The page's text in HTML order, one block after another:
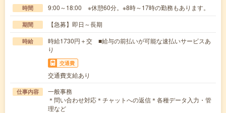
時間 9:00～18:00 ※休憩60分。※8時～17時の勤務もあります。
期間 【急募】即日～長期
時給
時給1730円＋交 ■給与の前払いが可能な速払いサービスあ
り
交通費
交通費支給あり
仕事内容
一般事務
＊問い合わせ対応＊チャットへの返信＊各種データ入力・管
理など